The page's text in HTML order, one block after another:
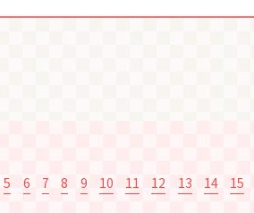
5 6 7 8 9 10 11 12 13 14 15